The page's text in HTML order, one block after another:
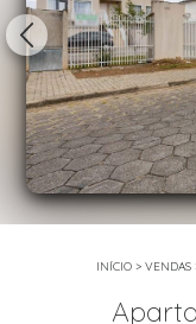
INÍCIO> VENDAS